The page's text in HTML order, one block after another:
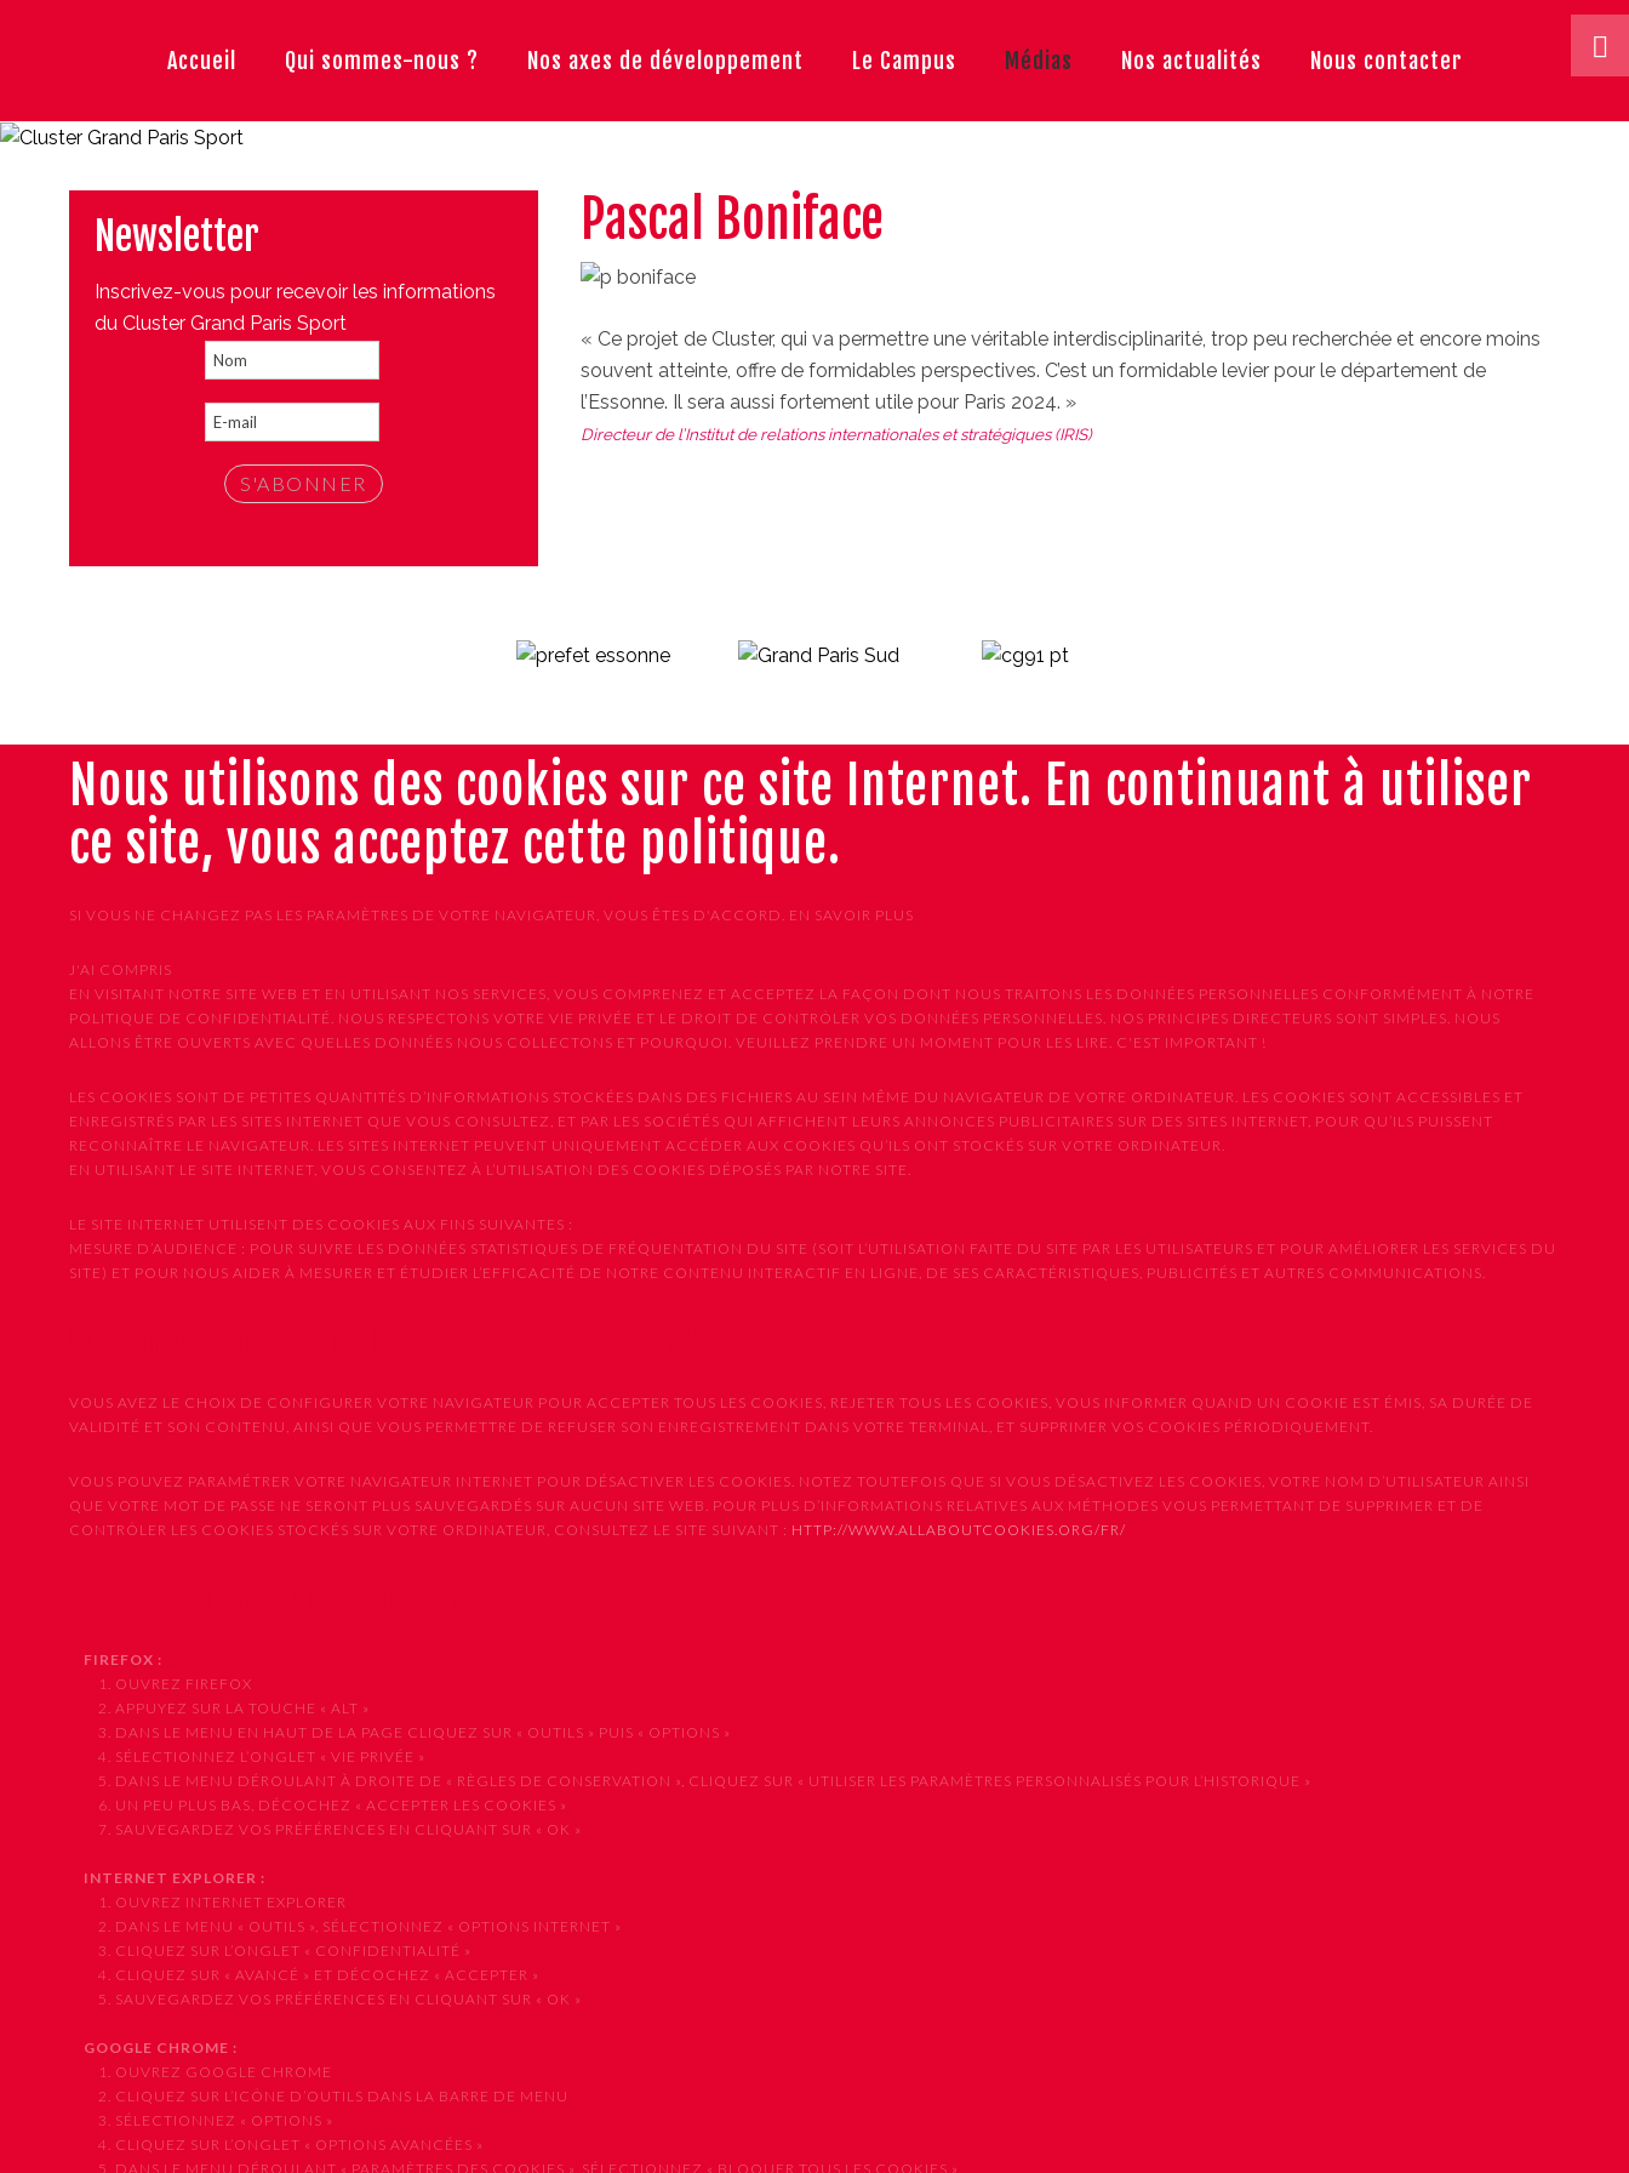
Accueil Qui sommes-nous ? Nos axes de développement Le Campus Médias Nos actualités Nous contacter
Pascal Boniface
« Ce projet de Cluster, qui va permettre une véritable interdisciplinarité, trop peu recherchée et encore moins
souvent atteinte, offre de formidables perspectives. C’est un formidable levier pour le département de
l’Essonne. Il sera aussi fortement utile pour Paris 2024. »
Directeur de l’Institut de relations internationales et stratégiques (IRIS)
Newsletter
Inscrivez-vous pour recevoir les informations
du Cluster Grand Paris Sport
Nous utilisons des cookies sur ce site Internet. En continuant à utiliser
ce site, vous acceptez cette politique.
SI VOUS NE CHANGEZ PAS LES PARAMÈTRES DE VOTRE NAVIGATEUR, VOUS ÊTES D'ACCORD. EN SAVOIR PLUS
J'AI COMPRIS
EN VISITANT NOTRE SITE WEB ET EN UTILISANT NOS SERVICES, VOUS COMPRENEZ ET ACCEPTEZ LA FAÇON DONT NOUS TRAITONS LES DONNÉES PERSONNELLES CONFORMÉMENT À NOTRE
POLITIQUE DE CONFIDENTIALITÉ. NOUS RESPECTONS VOTRE VIE PRIVÉE ET LE DROIT DE CONTRÔLER VOS DONNÉES PERSONNELLES. NOS PRINCIPES DIRECTEURS SONT SIMPLES. NOUS
ALLONS ÊTRE OUVERTS AVEC QUELLES DONNÉES NOUS COLLECTONS ET POURQUOI. VEUILLEZ PRENDRE UN MOMENT POUR LES LIRE. C'EST IMPORTANT !
LES COOKIES SONT DE PETITES QUANTITÉS D’INFORMATIONS STOCKÉES DANS DES FICHIERS AU SEIN MÊME DU NAVIGATEUR DE VOTRE ORDINATEUR. LES COOKIES SONT ACCESSIBLES ET
ENREGISTRÉS PAR LES SITES INTERNET QUE VOUS CONSULTEZ, ET PAR LES SOCIÉTÉS QUI AFFICHENT LEURS ANNONCES PUBLICITAIRES SUR DES SITES INTERNET, POUR QU’ILS PUISSENT
RECONNAÎTRE LE NAVIGATEUR. LES SITES INTERNET PEUVENT UNIQUEMENT ACCÉDER AUX COOKIES QU’ILS ONT STOCKÉS SUR VOTRE ORDINATEUR.
EN UTILISANT LE SITE INTERNET, VOUS CONSENTEZ À L’UTILISATION DES COOKIES DÉPOSÉS PAR NOTRE SITE.
LE SITE INTERNET UTILISENT DES COOKIES AUX FINS SUIVANTES :
MESURE D’AUDIENCE : POUR SUIVRE LES DONNÉES STATISTIQUES DE FRÉQUENTATION DU SITE (SOIT L’UTILISATION FAITE DU SITE PAR LES UTILISATEURS ET POUR AMÉLIORER LES SERVICES DU
SITE) ET POUR NOUS AIDER À MESURER ET ÉTUDIER L’EFFICACITÉ DE NOTRE CONTENU INTERACTIF EN LIGNE, DE SES CARACTÉRISTIQUES, PUBLICITÉS ET AUTRES COMMUNICATIONS.
VOUS AVEZ LE CHOIX DE CONFIGURER VOTRE NAVIGATEUR POUR ACCEPTER TOUS LES COOKIES, REJETER TOUS LES COOKIES, VOUS INFORMER QUAND UN COOKIE EST ÉMIS, SA DURÉE DE
VALIDITÉ ET SON CONTENU, AINSI QUE VOUS PERMETTRE DE REFUSER SON ENREGISTREMENT DANS VOTRE TERMINAL, ET SUPPRIMER VOS COOKIES PÉRIODIQUEMENT.
VOUS POUVEZ PARAMÉTRER VOTRE NAVIGATEUR INTERNET POUR DÉSACTIVER LES COOKIES. NOTEZ TOUTEFOIS QUE SI VOUS DÉSACTIVEZ LES COOKIES, VOTRE NOM D’UTILISATEUR AINSI
QUE VOTRE MOT DE PASSE NE SERONT PLUS SAUVEGARDÉS SUR AUCUN SITE WEB. POUR PLUS D’INFORMATIONS RELATIVES AUX MÉTHODES VOUS PERMETTANT DE SUPPRIMER ET DE
CONTRÔLER LES COOKIES STOCKÉS SUR VOTRE ORDINATEUR, CONSULTEZ LE SITE SUIVANT : HTTP://WWW.ALLABOUTCOOKIES.ORG/FR/
FIREFOX :
1. OUVREZ FIREFOX
2. APPUYEZ SUR LA TOUCHE « ALT »
3. DANS LE MENU EN HAUT DE LA PAGE CLIQUEZ SUR « OUTILS » PUIS « OPTIONS »
4. SÉLECTIONNEZ L’ONGLET « VIE PRIVÉE »
5. DANS LE MENU DÉROULANT À DROITE DE « RÈGLES DE CONSERVATION », CLIQUEZ SUR « UTILISER LES PARAMÈTRES PERSONNALISÉS POUR L’HISTORIQUE »
6. UN PEU PLUS BAS, DÉCOCHEZ « ACCEPTER LES COOKIES »
7. SAUVEGARDEZ VOS PRÉFÉRENCES EN CLIQUANT SUR « OK »
INTERNET EXPLORER :
1. OUVREZ INTERNET EXPLORER
2. DANS LE MENU « OUTILS », SÉLECTIONNEZ « OPTIONS INTERNET »
3. CLIQUEZ SUR L’ONGLET « CONFIDENTIALITÉ »
4. CLIQUEZ SUR « AVANCÉ » ET DÉCOCHEZ « ACCEPTER »
5. SAUVEGARDEZ VOS PRÉFÉRENCES EN CLIQUANT SUR « OK »
GOOGLE CHROME :
1. OUVREZ GOOGLE CHROME
2. CLIQUEZ SUR L’ICÔNE D’OUTILS DANS LA BARRE DE MENU
3. SÉLECTIONNEZ « OPTIONS »
4. CLIQUEZ SUR L’ONGLET « OPTIONS AVANCÉES »
5. DANS LE MENU DÉROULANT « PARAMÈTRES DES COOKIES », SÉLECTIONNEZ « BLOQUER TOUS LES COOKIES »